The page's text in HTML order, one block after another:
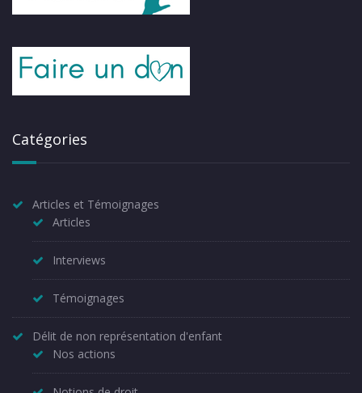
Catégories
Articles et Témoignages
Articles
Interviews
Témoignages
Délit de non représentation d'enfant
Nos actions